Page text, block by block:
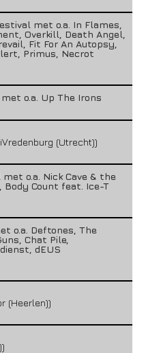
met o.a. In Flames,
Overkill, Death Angel,
Fit For An Autopsy,
Primus, Necrot
o.a. Up The Irons
(Utrecht))
o.a. Nick Cave & the
Body Count feat. Ice-T
o.a. Deftones, The
Chat Pile,
dEUS
(Heerlen))